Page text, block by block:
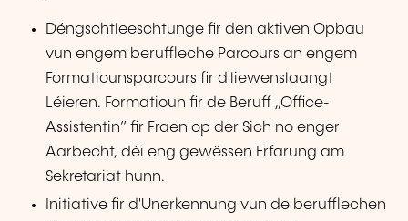
Déngschtleeschtunge fir den aktiven Opbau
vun engem beruffleche Parcours an engem
Formatiounsparcours fir d'liewenslaangt
Léieren. Formatioun fir de Beruff „Office-
Assistentin” fir Fraen op der Sich no enger
Aarbecht, déi eng gewëssen Erfarung am
Sekretariat hunn.
Initiative fir d'Unerkennung vun de berufflechen